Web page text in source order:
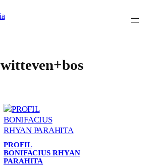
witteven+bos
PROFIL
BONIFACIUS RHYAN
PARAHITA